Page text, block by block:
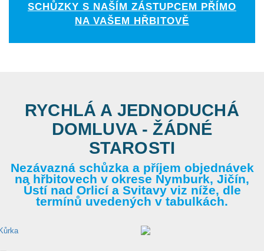
SCHŮZKY S NAŠÍM ZÁSTUPCEM PŘÍMO
NA VAŠEM HŘBITOVĚ
RYCHLÁ A JEDNODUCHÁ
DOMLUVA - ŽÁDNÉ
STAROSTI
Nezávazná schůzka a příjem objednávek
na hřbitovech v okrese Nymburk, Jičín,
Ústí nad Orlicí a Svitavy viz níže, dle
termínů uvedených v tabulkách.